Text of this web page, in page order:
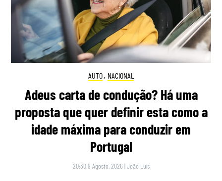
AUTO, NACIONAL
Adeus carta de condução? Há uma
proposta que quer definir esta como a
idade máxima para conduzir em
Portugal
20:30 9 Agosto, 2026 |João Luís